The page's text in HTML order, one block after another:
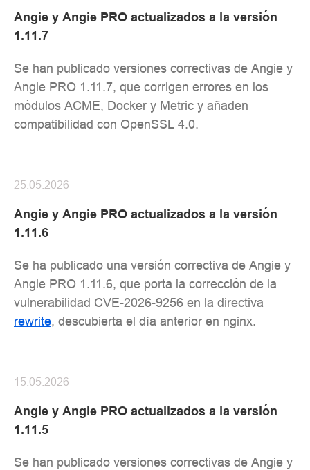
Angie y Angie PRO actualizados a la versión
1.11.7
Se han publicado versiones correctivas de Angie y
Angie PRO 1.11.7, que corrigen errores en los
módulos ACME, Docker y Metric y añaden
compatibilidad con OpenSSL 4.0.
Angie y Angie PRO actualizados a la versión
1.11.6
25.05.2026
Se ha publicado una versión correctiva de Angie y
Angie PRO 1.11.6, que porta la corrección de la
vulnerabilidad CVE-2026-9256 en la directiva
rewrite, descubierta el día anterior en nginx.
Angie y Angie PRO actualizados a la versión
1.11.5
15.05.2026
Se han publicado versiones correctivas de Angie y